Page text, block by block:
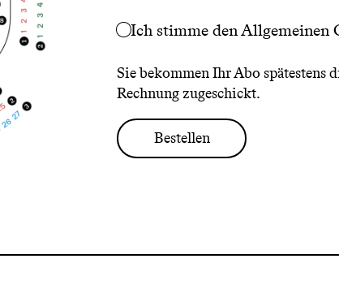
Ich stimme denAllgemeinen
Sie bekommen Ihr Abo spätestens
Rechnung zugeschickt.